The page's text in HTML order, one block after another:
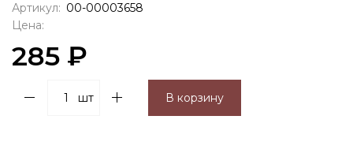
Артикул: 00-00003658
Цена:
285 ₽
шт В корзину